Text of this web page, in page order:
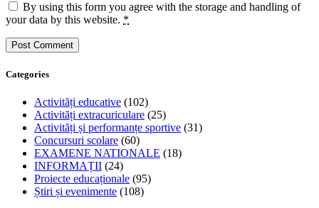
By using this form you agree with the storage and handling of
your data by this website. *
Categories
Activități educative (102)
Activități extracuriculare (25)
Activități și performanțe sportive (31)
Concursuri scolare (60)
EXAMENE NATIONALE (18)
INFORMAȚII (24)
Proiecte educaționale (95)
Știri și evenimente (108)